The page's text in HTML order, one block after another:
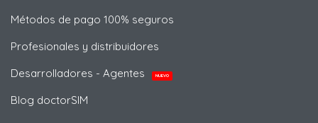
Métodos de pago 100% seguros
Profesionales y distribuidores
Desarrolladores - Agentes
NUEVO
Blog doctorSIM